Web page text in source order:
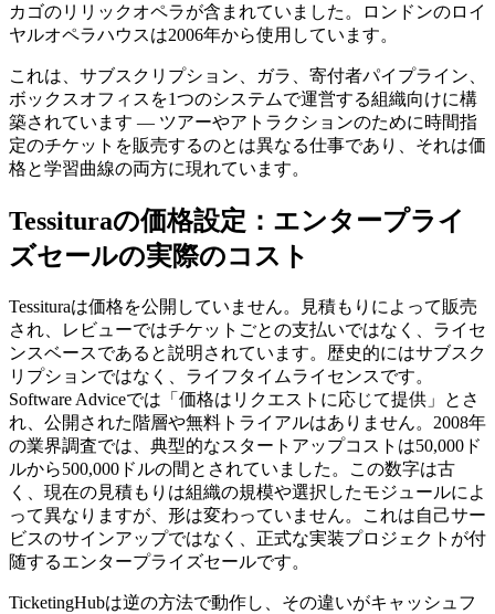
カゴのリリックオペラが含まれていました。ロンドンのロイ
ヤルオペラハウスは2006年から使用しています。
これは、サブスクリプション、ガラ、寄付者パイプライン、
ボックスオフィスを1つのシステムで運営する組織向けに構
築されています — ツアーやアトラクションのために時間指
定のチケットを販売するのとは異なる仕事であり、それは価
格と学習曲線の両方に現れています。
Tessituraの価格設定：エンタープライ
ズセールの実際のコスト
Tessituraは価格を公開していません。見積もりによって販売
され、レビューではチケットごとの支払いではなく、ライセ
ンスベースであると説明されています。歴史的にはサブスク
リプションではなく、ライフタイムライセンスです。
Software Adviceでは「価格はリクエストに応じて提供」とさ
れ、公開された階層や無料トライアルはありません。2008年
の業界調査では、典型的なスタートアップコストは50,000ド
ルから500,000ドルの間とされていました。この数字は古
く、現在の見積もりは組織の規模や選択したモジュールによ
って異なりますが、形は変わっていません。これは自己サー
ビスのサインアップではなく、正式な実装プロジェクトが付
随するエンタープライズセールです。
TicketingHubは逆の方法で動作し、その違いがキャッシュフ